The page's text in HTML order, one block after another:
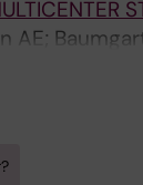
AE;
D;